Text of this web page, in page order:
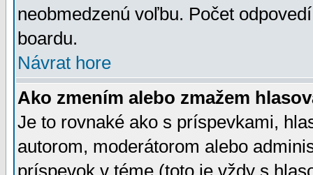
neobmedzenú voľbu. Počet
boardu.
Návrat hore
Ako zmením alebo zmažem
Je to rovnaké ako s príspevkami,
autorom, moderátorom alebo
príspevok v téme (toto je vždy s